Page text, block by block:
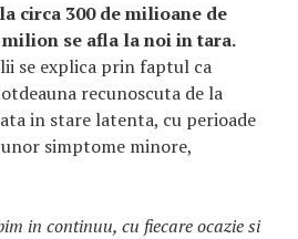
circa 300 de milioane de
se afla la noi in tara.
se explica prin faptul ca
recunoscuta de la
in stare latenta, cu perioade
simptome minore,
in continuu, cu fiecare ocazie si